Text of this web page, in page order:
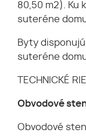
80,50 m2). Ku
suteréne
Byty
suteréne
TECHNICKÉ
Obvodové
Obvodové